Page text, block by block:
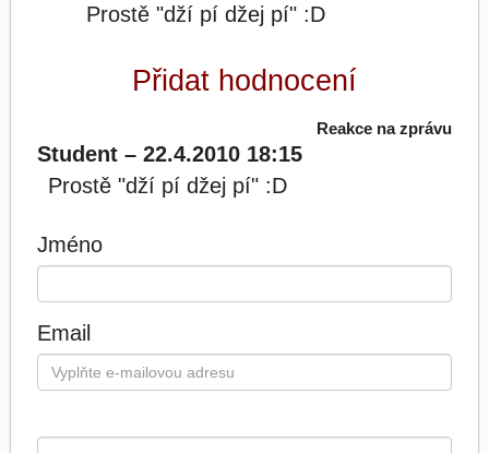
Prostě "dží pí džej pí" :D
Přidat hodnocení
Reakce na zprávu
Student – 22.4.2010 18:15
Prostě "dží pí džej pí" :D
Jméno
Email